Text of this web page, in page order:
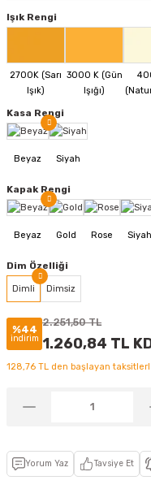
Işık Rengi
Kasa Rengi
Kapak Rengi
Dim Özelliği
Dimli Dimsiz
%44
indirim
2.251,50 TL
1.260,84 TL
128,76 TL den başlayan
Yorum Yaz Tavsiye Et